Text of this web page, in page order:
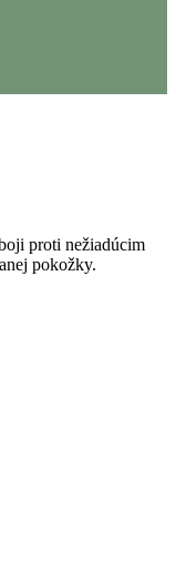
proti nežiadúcim
pokožky.